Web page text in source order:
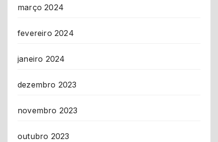
março 2024
fevereiro 2024
janeiro 2024
dezembro 2023
novembro 2023
outubro 2023